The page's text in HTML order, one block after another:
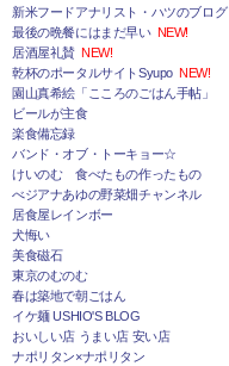
新米フードアナリスト・ハツのブログ
最後の晩餐にはまだ早い NEW!
居酒屋礼賛 NEW!
乾杯のポータルサイトSyupo NEW!
園山真希絵「こころのごはん手帖」
ビールが主食
楽食備忘録
バンド・オブ・トーキョー☆
けいのむ 食べたもの作ったもの
べジアナあゆの野菜畑チャンネル
居食屋レインボー
犬悔い
美食磁石
東京のむのむ
春は築地で朝ごはん
イケ麺 USHIO'S BLOG
おいしい店 うまい店 安い店
ナポリタン×ナポリタン